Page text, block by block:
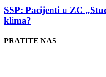
SSP: Pacijenti u ZC
klima?
PRATITE NAS